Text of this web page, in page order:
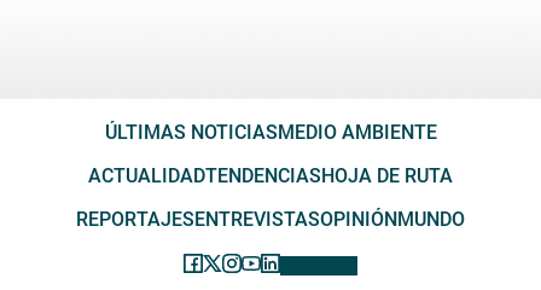
ÚLTIMAS NOTICIAS MEDIO AMBIENTE
ACTUALIDADTENDENCIAS HOJA DE RUTA
REPORTAJES ENTREVISTASOPINIÓN MUNDO